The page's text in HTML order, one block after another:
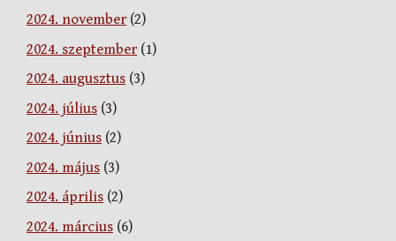
2024. november(2)
2024. szeptember(1)
2024. augusztus (3)
2024. július (3)
2024. június (2)
2024. május (3)
2024. április (2)
2024. március (6)